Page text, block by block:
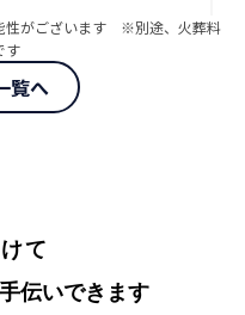
性がございます ※別途、火葬料
す
覧へ
て
伝いできます